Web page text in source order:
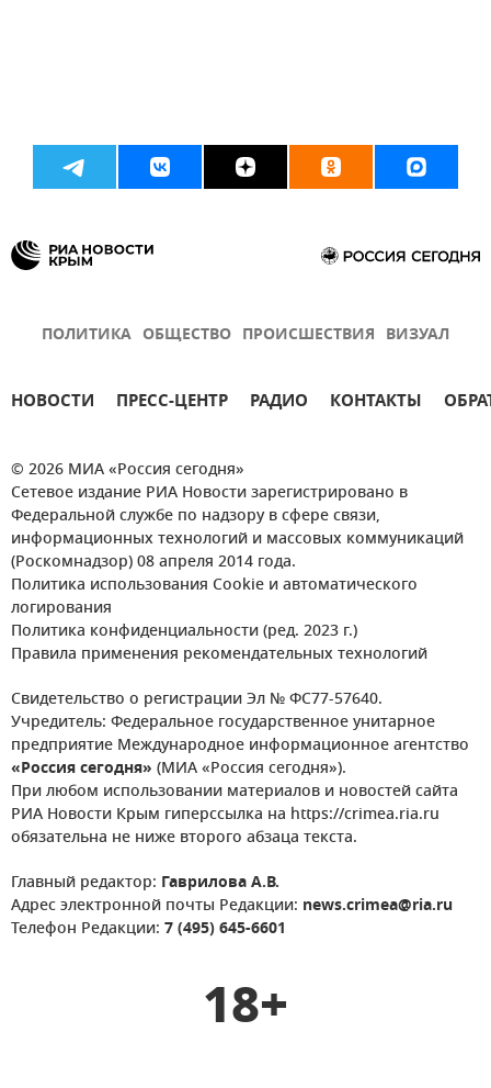
ПОЛИТИКА ОБЩЕСТВО ПРОИСШЕСТВИЯ ВИЗУАЛ
НОВОСТИ ПРЕСС-ЦЕНТР РАДИО КОНТАКТЫ
© 2026 МИА «Россия сегодня»
Сетевое издание РИА Новости зарегистрировано в
Федеральной службе по надзору в сфере связи,
информационных технологий и массовых коммуникаций
(Роскомнадзор) 08 апреля 2014 года.
Политика использования Cookie и автоматического
логирования
Политика конфиденциальности (ред. 2023 г.)
Правила применения рекомендательных технологий
Свидетельство о регистрации Эл № ФС77-57640.
Учредитель: Федеральное государственное унитарное
предприятие Международное информационное агентство
«Россия сегодня» (МИА «Россия сегодня»).
При любом использовании материалов и новостей сайта
РИА Новости Крым гиперссылка на https://crimea.ria.ru
обязательна не ниже второго абзаца текста.
Главный редактор: Гаврилова А.В.
Адрес электронной почты Редакции: news.crimea@ria.ru
Телефон Редакции: 7 (495) 645-6601
18+